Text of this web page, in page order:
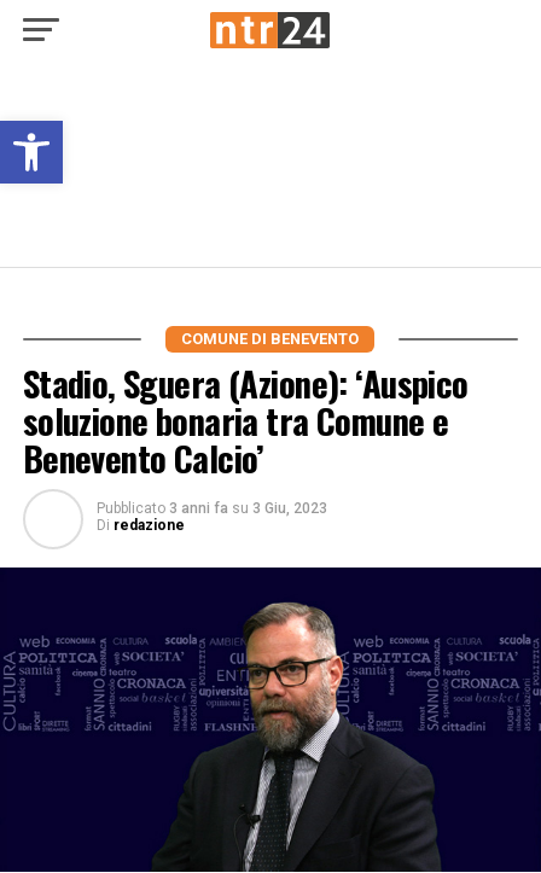
Open toolbar
COMUNE DI BENEVENTO
Stadio, Sguera (Azione): ‘Auspico
soluzione bonaria tra Comune e
Benevento Calcio’
Pubblicato 3 anni fa su 3 Giu, 2023
Di redazione